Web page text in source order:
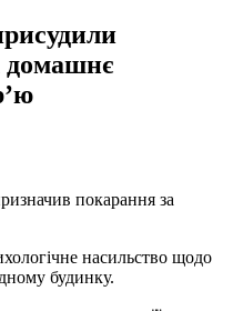
домашнє
покарання за
насильство щодо
будинку.